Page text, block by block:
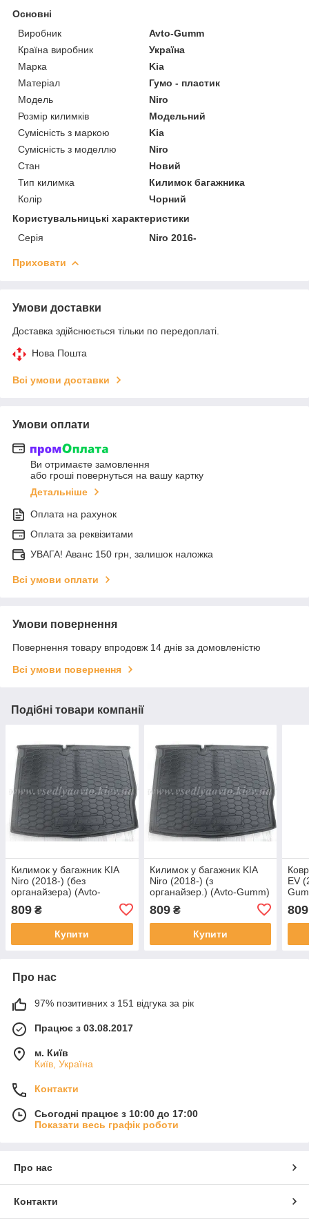
Основні
Виробник
Avto-Gumm
Країна виробник
Україна
Марка
Kia
Матеріал
Гумо - пластик
Модель
Niro
Розмір килимків
Модельний
Сумісність з маркою
Kia
Сумісність з моделлю
Niro
Стан
Новий
Тип килимка
Килимок багажника
Колір
Чорний
Користувальницькі характеристики
Серія
Niro 2016-
Приховати
Умови доставки
Доставка здійснюється тільки по передоплаті.
Нова Пошта
Всі умови доставки
Умови оплати
Ви отримаєте замовлення
або гроші повернуться на вашу картку
Детальніше
Оплата на рахунок
Оплата за реквізитами
УВАГА! Аванс 150 грн, залишок наложка
Всі умови оплати
Умови повернення
Повернення товару впродовж 14 днів за домовленістю
Всі умови повернення
Подібні товари компанії
Килимок у багажник KIA
Niro (2018-) (без
органайзера) (Avto-
809 ₴
Купити
Килимок у багажник KIA
Niro (2018-) (з
органайзер.) (Avto-Gumm)
809₴
Купити
EV
809
Про нас
97% позитивних з 151 відгука за рік
Працює з 03.08.2017
м. Київ
Київ, Україна
Контакти
Сьогодні працює з 10:00 до 17:00
Показати весь графік роботи
Про нас
Контакти